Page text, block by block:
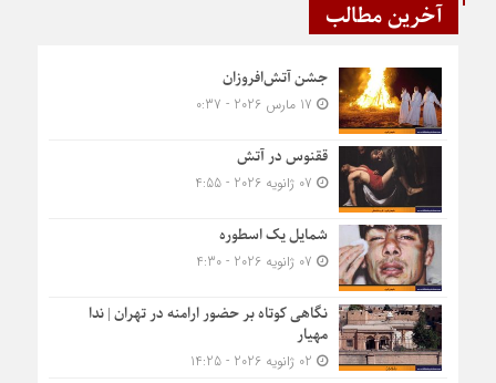
آخرین مطالب
جشن آتش‌افروزان
ققنوس در آتش
شمایل یک اسطوره
نگاهی کوتاه بر حضور ارامنه در تهران | ندا
مهیار